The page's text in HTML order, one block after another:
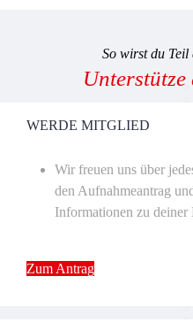
So wirst du
Unterstütze
WERDE MITGLIED
Wir freuen uns über
den Aufnahmeantrag
Informationen zu deiner
Zum Antrag